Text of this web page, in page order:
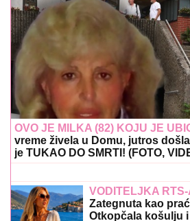
OVO JE MILKA (82) KOJU JE
vreme živela u Domu, jutros
je TUKAO DO SMRTI! (FOTO,
VODITELJKA RTS-
Zategnuta kao
Otkopčala košulju